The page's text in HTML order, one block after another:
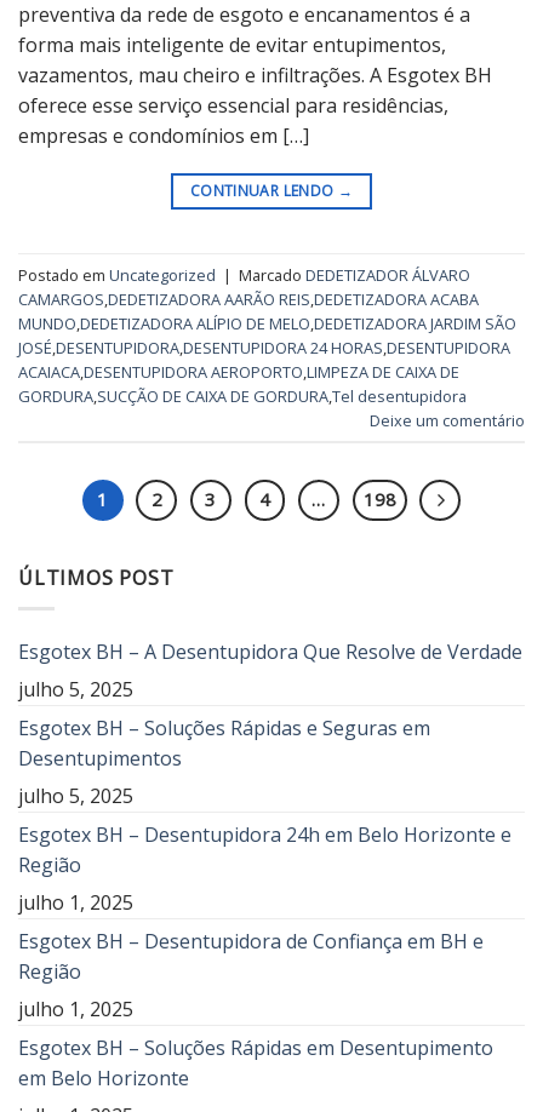
preventiva da rede de esgoto e encanamentos é a
forma mais inteligente de evitar entupimentos,
vazamentos, mau cheiro e infiltrações. A Esgotex BH
oferece esse serviço essencial para residências,
empresas e condomínios em […]
CONTINUAR LENDO →
Postado em Uncategorized | Marcado DEDETIZADOR ÁLVARO
CAMARGOS,DEDETIZADORA AARÃO REIS,DEDETIZADORA ACABA
MUNDO,DEDETIZADORA ALÍPIO DE MELO,DEDETIZADORA JARDIM SÃO
JOSÉ,DESENTUPIDORA,DESENTUPIDORA 24 HORAS,DESENTUPIDORA
ACAIACA,DESENTUPIDORA AEROPORTO,LIMPEZA DE CAIXA DE
GORDURA,SUCÇÃO DE CAIXA DE GORDURA,Tel desentupidora
Deixe um comentário
1 2 3 4 … 198
ÚLTIMOS POST
Esgotex BH – A Desentupidora Que Resolve de Verdade
julho 5, 2025
Esgotex BH – Soluções Rápidas e Seguras em
Desentupimentos
julho 5, 2025
Esgotex BH – Desentupidora 24h em Belo Horizonte e
Região
julho 1, 2025
Esgotex BH – Desentupidora de Confiança em BH e
Região
julho 1, 2025
Esgotex BH – Soluções Rápidas em Desentupimento
em Belo Horizonte